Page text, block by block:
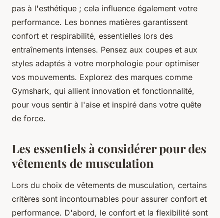
pas à l'esthétique ; cela influence également votre
performance. Les bonnes matières garantissent
confort et respirabilité, essentielles lors des
entraînements intenses. Pensez aux coupes et aux
styles adaptés à votre morphologie pour optimiser
vos mouvements. Explorez des marques comme
Gymshark, qui allient innovation et fonctionnalité,
pour vous sentir à l'aise et inspiré dans votre quête
de force.
Les essentiels à considérer pour des
vêtements de musculation
Lors du choix de vêtements de musculation, certains
critères sont incontournables pour assurer confort et
performance. D'abord, le confort et la flexibilité sont